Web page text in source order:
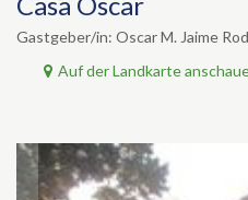
Gastgeber/in: Oscar M. Jaime
Auf der Landkarte